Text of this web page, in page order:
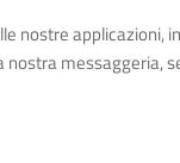
messaggeria,